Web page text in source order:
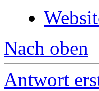
Nach oben
Antwort